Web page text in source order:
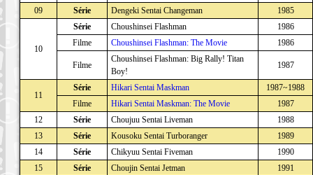
09
Série Dengeki Sentai Changeman 1985
10
Série Choushinsei Flashman
1986
Filme
Choushinsei Flashman: The Movie 1986
Filme
Choushinsei Flashman: Big Rally! Titan
Boy!
1987
11
Série Hikari Sentai Maskman
1987~1988
Filme
Hikari Sentai Maskman: The Movie
1987
12
Série Choujuu Sentai Liveman
1988
13
Série Kousoku Sentai Turboranger
1989
14
Série Chikyuu Sentai Fiveman
1990
15
Série Choujin Sentai Jetman
1991